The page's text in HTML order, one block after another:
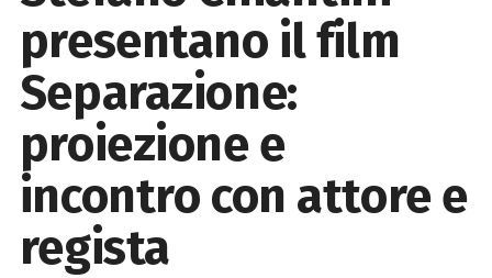
presentano il film
Separazione:
proiezione e
incontro con attore e
regista